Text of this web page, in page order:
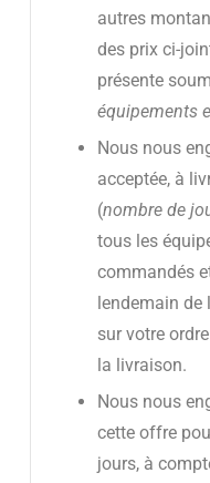
autres
des prix ci-
présente
équipements
Nous nous
acceptée, à
(nombre de
tous les
commandés
lendemain
sur votre
la livraison.
Nous nous
cette offre
jours, à